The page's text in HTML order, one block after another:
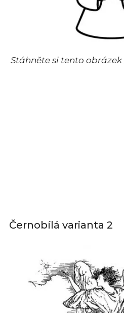
Stáhněte si tento obrázek
Černobílá varianta 2